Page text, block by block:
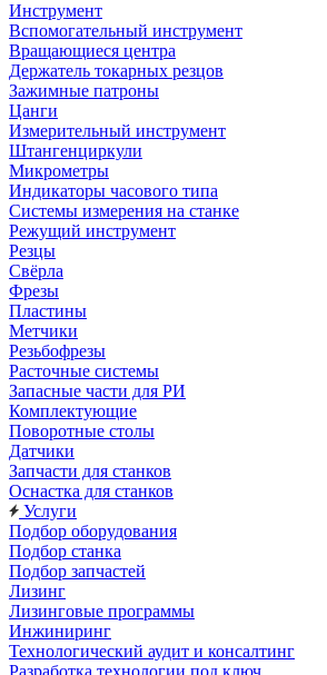
Инструмент
Вспомогательный инструмент
Вращающиеся центра
Держатель токарных резцов
Зажимные патроны
Цанги
Измерительный инструмент
Штангенциркули
Микрометры
Индикаторы часового типа
Системы измерения на станке
Режущий инструмент
Резцы
Свёрла
Фрезы
Пластины
Метчики
Резьбофрезы
Расточные системы
Запасные части для РИ
Комплектующие
Поворотные столы
Датчики
Запчасти для станков
Оснастка для станков
Услуги
Подбор оборудования
Подбор станка
Подбор запчастей
Лизинг
Лизинговые программы
Инжиниринг
Технологический аудит и консалтинг
Разработка технологии под ключ